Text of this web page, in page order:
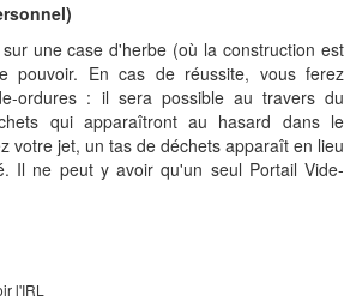
une case d'herbe (où la construction est
pouvoir. En cas de réussite, vous ferez
ordures : il sera possible au travers du
qui apparaîtront au hasard dans le
votre jet, un tas de déchets apparaît en lieu
Il ne peut y avoir qu'un seul Portail Vide-
l'IRL